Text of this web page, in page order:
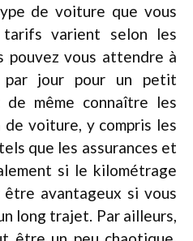
de voiture que vous
tarifs varient selon les
pouvez vous attendre à
jour pour un petit
même connaître les
voiture, y compris les
que les assurances et
si le kilométrage
avantageux si vous
long trajet. Par ailleurs,